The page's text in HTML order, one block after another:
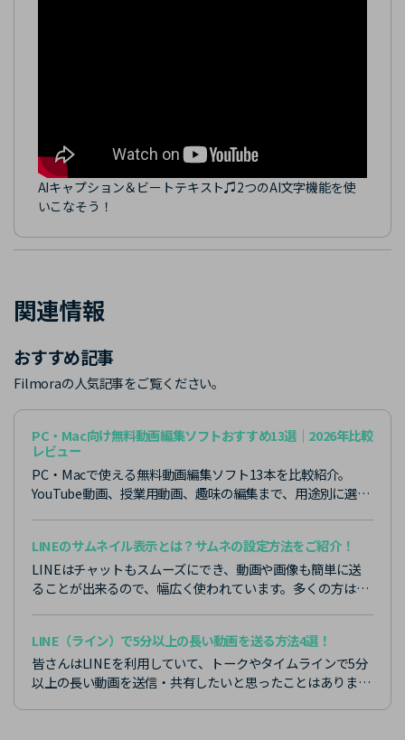
AIキャプション＆ビートテキスト♫2つのAI文字機能を使
いこなそう！
関連情報
おすすめ記事
Filmoraの人気記事をご覧ください。
PC・Mac向け無料動画編集ソフトおすすめ13選｜2026年比較
レビュー
PC・Macで使える無料動画編集ソフト13本を比較紹介。
YouTube動画、授業用動画、趣味の編集まで、用途別に選び
討すべき理由も解説します。
LINEのサムネイル表示とは？サムネの設定方法をご紹介！
LINEはチャットもスムーズにでき、動画や画像も簡単に送
ることが出来るので、幅広く使われています。多くの方は、
来ます。
LINE（ライン）で5分以上の長い動画を送る方法4選！
皆さんはLINEを利用していて、トークやタイムラインで5分
以上の長い動画を送信・共有したいと思ったことはありませ